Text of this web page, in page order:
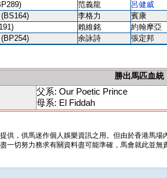
范義龍 呂健威
(BS164) 李格力 賓康
賴維銘 約翰摩亞
(BP254) 余詠詩
張定邦
勝出馬匹血統
父系: Our Poetic Prince
母系: El Fiddah
供，供馬迷作個人娛樂資訊之用。但由於香港馬
一切努力務求有關資料盡可能準確，馬會就此並